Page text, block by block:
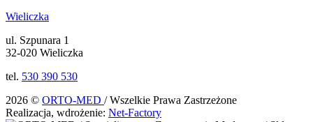
Wieliczka
ul. Szpunara 1
32-020 Wieliczka
tel. 530 390 530
2026 © ORTO-MED / Wszelkie Prawa Zastrzeżone
Realizacja, wdrożenie: Net-Factory